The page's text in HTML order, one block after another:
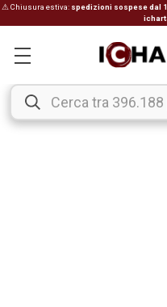
⚠ Chiusura estiva: spedizioni sospese dal